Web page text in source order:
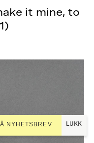
it mine, to
NYHETSBREV LUKK